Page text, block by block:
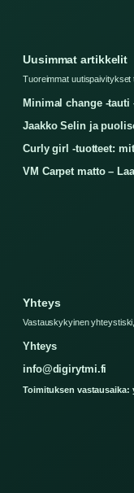
Uusimmat artikkelit
Tuoreimmat uutispaivitykset
Minimal change -
Jaakko Selin ja
Curly girl -tuotteet:
VM Carpet matto –
Yhteys
Vastauskykyinen
Yhteys
info@digirytmi.fi
Toimituksen vastausaika: